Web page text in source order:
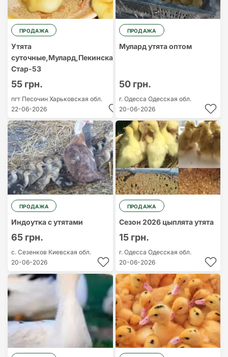
ПРОДАЖА
Утята
суточные,Мулард,Пекинская-
Стар-53
55 грн.
пгт Песочин Харьковская обл.
22-06-2026
ПРОДАЖА
Мулард утята оптом
50 грн.
г. Одесса Одесская обл.
20-06-2026
ПРОДАЖА
Индоутка с утятами
65 грн.
с. Сезенков Киевская обл.
20-06-2026
ПРОДАЖА
Сезон 2026 цыплята утята
15 грн.
г. Одесса Одесская обл.
20-06-2026